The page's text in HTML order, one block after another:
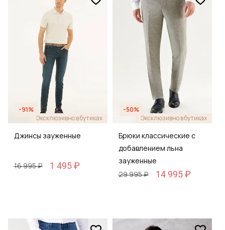
-91%
Эксклюзивно в бутиках
Джинсы зауженные
16 995 ₽ 1 495 ₽
-50%
Эксклюзивно в бутиках
Брюки классические с
добавлением льна
зауженные
29 995 ₽
14 995 ₽